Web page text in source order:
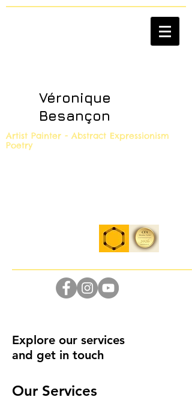
Véronique
Besançon
Artist Painter - Abstract Expressionism
Poetry
Explore our services
and get in touch
Our Services